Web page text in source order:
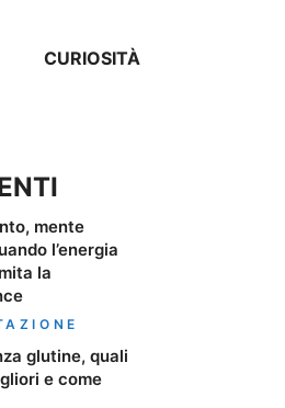
CURIOSITÀ
mente
l’energia
la
glutine, quali
e come